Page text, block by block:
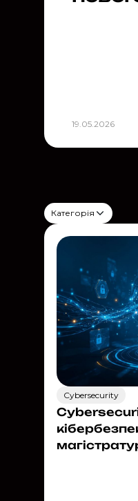
19.05.2026
Категорія
Cybersecurity